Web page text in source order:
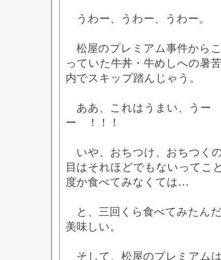
うわー、うわー、うわー。
松屋のプレミアム事件から
っていた牛丼・牛めしへの暑
内でスキップ踏んじゃう。
ああ、これはうまい、う
ー ！！！
いや、おちつけ、おちつく
目はそれほどでもないってこ
度か食べてみなくては…
と、三回くら食べてみたん
美味しい。
そして、松屋のプレミアム